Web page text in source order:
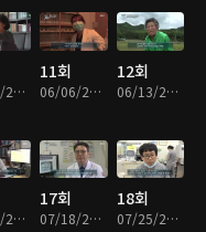
05/30/2017 • 47분
11회
06/06/2017 • 47분
12회
06/13/2017 • 46분
07/11/2017 • 46분
17회
07/18/2017 • 47분
18회
07/25/2017 • 47분